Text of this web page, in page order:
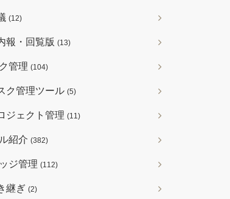
(12)
報・回覧版 (13)
管理 (104)
ク管理ツール (5)
ジェクト管理 (11)
紹介 (382)
ジ管理 (112)
継ぎ (2)